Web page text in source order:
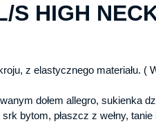
S HIGH
z elastycznego materiału. (
dołem allegro, sukienka
bytom, płaszcz z wełny,